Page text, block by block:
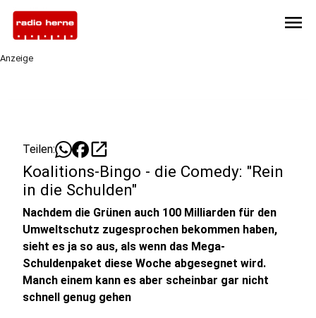
menu
Anzeige
Teilen: open_in_new
Koalitions-Bingo - die Comedy: "Rein
in die Schulden"
Nachdem die Grünen auch 100 Milliarden für den
Umweltschutz zugesprochen bekommen haben,
sieht es ja so aus, als wenn das Mega-
Schuldenpaket diese Woche abgesegnet wird.
Manch einem kann es aber scheinbar gar nicht
schnell genug gehen